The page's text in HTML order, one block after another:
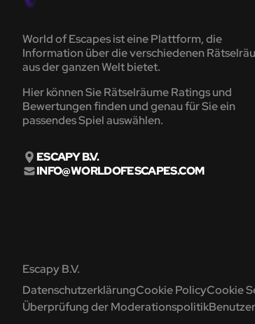
World of Escapes ist eine Plattform, die
Information über die verschiedenen
aus der ganzen Welt bietet.
Hier können Sie Rätselräume Ratings und
Bewertungen finden und genau für Sie ein
passendes Spiel auswählen.
ESCAPY B.V.
INFO@WORLDOFESCAPES.COM
Escapy B.V.
DatenschutzerklärungCookie PolicyCookie
Überprüfung der Moderationspolitik